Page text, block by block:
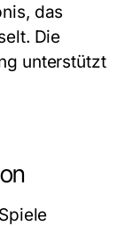
das
Die
unterstützt